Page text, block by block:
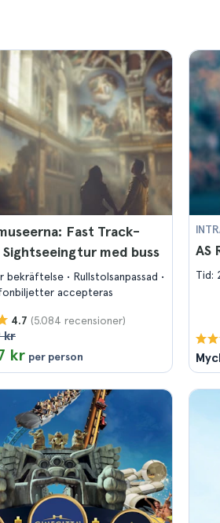
Fast Track-
med buss
bekräftelse
Rullstolsanpassad
accepteras
4.7 (5.084 recensioner)
kr
kr per person
AS
Tid: